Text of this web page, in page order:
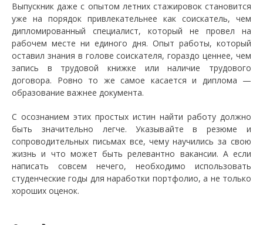
Выпускник даже с опытом летних стажировок становится
уже на порядок привлекательнее как соискатель, чем
дипломированный специалист, который не провел на
рабочем месте ни единого дня. Опыт работы, который
оставил знания в голове соискателя, гораздо ценнее, чем
запись в трудовой книжке или наличие трудового
договора. Ровно то же самое касается и диплома —
образование важнее документа.
С осознанием этих простых истин найти работу должно
быть значительно легче. Указывайте в резюме и
сопроводительных письмах все, чему научились за свою
жизнь и что может быть релевантно вакансии. А если
написать совсем нечего, необходимо использовать
студенческие годы для наработки портфолио, а не только
хороших оценок.